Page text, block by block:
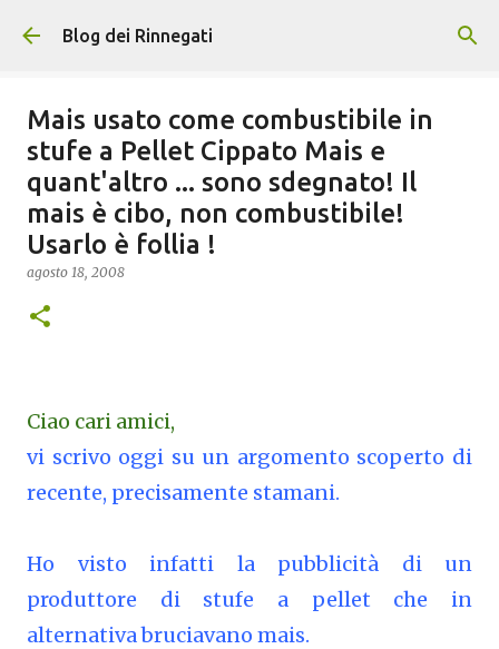
Passa ai contenuti principali
Blog dei Rinnegati
Mais usato come combustibile in
stufe a Pellet Cippato Mais e
quant'altro ... sono sdegnato! Il
mais è cibo, non combustibile!
Usarlo è follia !
agosto 18, 2008
Ciao cari amici,
vi scrivo oggi su un argomento scoperto di
recente, precisamente stamani.
Ho visto infatti la pubblicità di un
produttore di stufe a pellet che in
alternativa bruciavano mais.